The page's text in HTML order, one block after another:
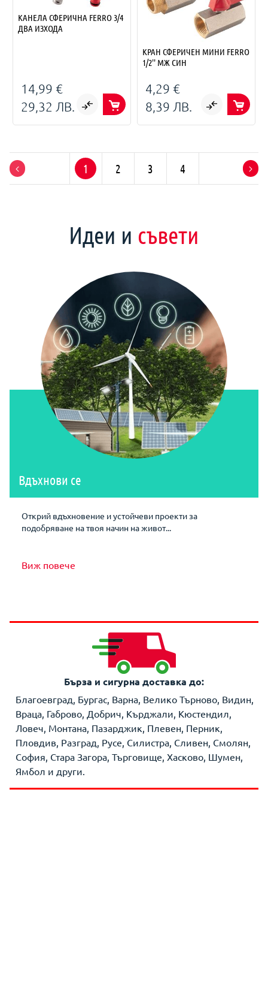
КАНЕЛА СФЕРИЧНА FERRO 3/4
ДВА ИЗХОДА
14,99 €
29,32 ЛВ.
КРАН СФЕРИЧЕН МИНИ FERRO
1/2'' МЖ СИН
4,29 €
8,39 ЛВ.
1 2 3 4
Идеи и съвети
Вдъхнови се
Открий вдъхновение и устойчеви проекти за
подобряване на твоя начин на живот...
Виж повече
Бърза и сигурна доставка до:
Благоевград, Бургас, Варна, Велико Търново, Видин,
Враца, Габрово, Добрич, Кърджали, Кюстендил,
Ловеч, Монтана, Пазарджик, Плевен, Перник,
Пловдив, Разград, Русе, Силистра, Сливен, Смолян,
София, Стара Загора, Търговище, Хасково, Шумен,
Ямбол и други.